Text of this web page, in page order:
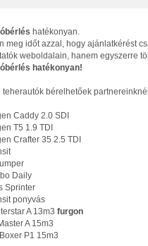
hatékonyan.
meg időt azzal, hogy ajánlatkérést
weboldalain, hanem egyszerre
hatékonyan!
teherautók bérelhetőek
Caddy 2.0 SDI
T5 1.9 TDI
Crafter 35 2.5 TDI
Daily
Sprinter
ponyvás
A 13m3 furgon
A 15m3
P1 15m3